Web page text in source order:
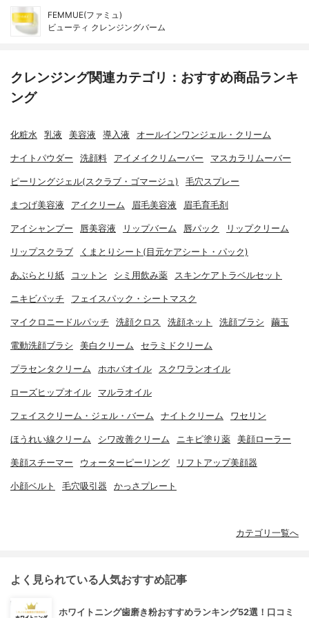
FEMMUE(ファミュ)
ビューティ クレンジングバーム
クレンジング関連カテゴリ：おすすめ商品ランキ
ング
化粧水 乳液 美容液 導入液 オールインワンジェル・クリーム
ナイトパウダー 洗顔料 アイメイクリムーバー マスカラリムーバー
ピーリングジェル(スクラブ・ゴマージュ) 毛穴スプレー
まつげ美容液 アイクリーム 眉毛美容液 眉毛育毛剤
アイシャンプー 唇美容液 リップバーム 唇パック リップクリーム
リップスクラブ くまとりシート(目元ケアシート・パック)
あぶらとり紙 コットン シミ用飲み薬 スキンケアトラベルセット
ニキビパッチ フェイスパック・シートマスク
マイクロニードルパッチ 洗顔クロス 洗顔ネット 洗顔ブラシ 繭玉
電動洗顔ブラシ 美白クリーム セラミドクリーム
プラセンタクリーム ホホバオイル スクワランオイル
ローズヒップオイル マルラオイル
フェイスクリーム・ジェル・バーム ナイトクリーム ワセリン
ほうれい線クリーム シワ改善クリーム ニキビ塗り薬 美顔ローラー
美顔スチーマー ウォーターピーリング リフトアップ美顔器
小顔ベルト 毛穴吸引器 かっさプレート
カテゴリ一覧へ
よく見られている人気おすすめ記事
ホワイトニング歯磨き粉おすすめランキング52選！口コミ